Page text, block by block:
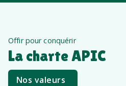
Offir pour conquérir
La charte APIC
Nos valeurs